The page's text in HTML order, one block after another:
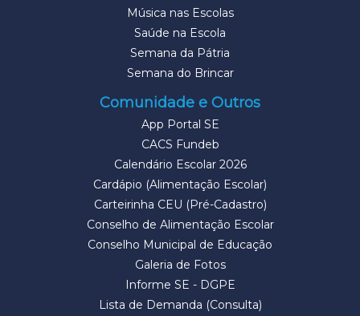
Música nas Escolas
Saúde na Escola
Semana da Pátria
Semana do Brincar
Comunidade e Outros
App Portal SE
CACS Fundeb
Calendário Escolar 2026
Cardápio (Alimentação Escolar)
Carteirinha CEU (Pré-Cadastro)
Conselho de Alimentação Escolar
Conselho Municipal de Educação
Galeria de Fotos
Informe SE - DGPE
Lista de Demanda (Consulta)